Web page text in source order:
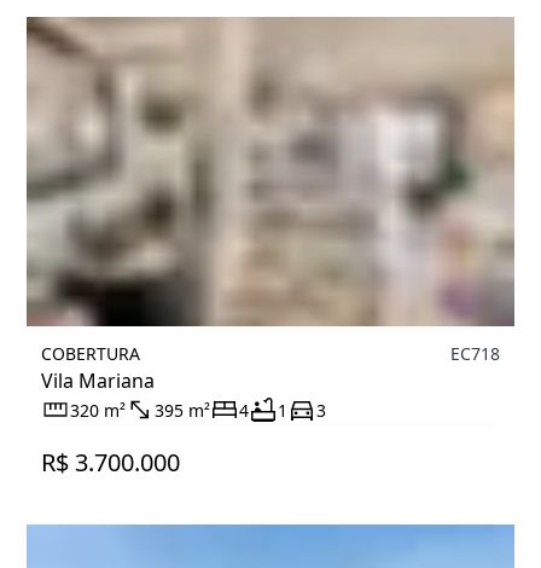
COBERTURA
Vila Mariana
EC718
320 m² 395 m² 4 1 3
R$ 3.700.000